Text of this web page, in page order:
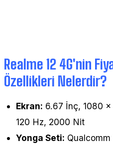
Realme 12 4G'nin
Özellikleri Nelerdir?
Ekran: 6.67 İnç, 1080
120 Hz, 2000 Nit
Yonga Seti: